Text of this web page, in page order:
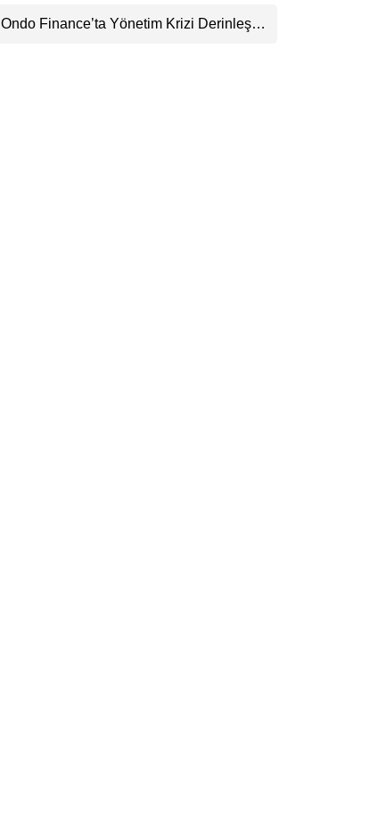
Ondo Finance’ta Yönetim Krizi Derinleşti: